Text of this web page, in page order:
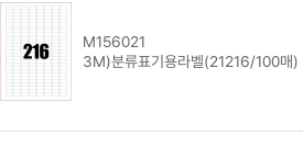
M156021
3M)분류표기용라벨(21216/100매)